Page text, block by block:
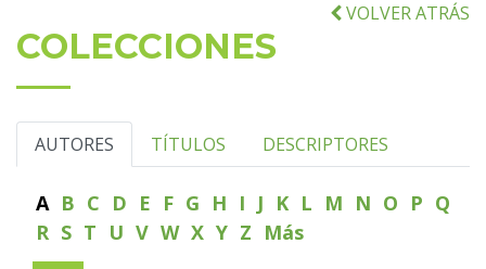
VOLVER ATRÁS
COLECCIONES
AUTORES TÍTULOS DESCRIPTORES
A B C D E F G H I J K L M N O P Q
R S T U V W X Y Z Más